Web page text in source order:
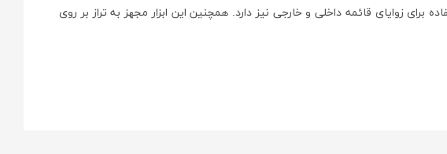
برای زوایای قائمه داخلی و خارجی نیز دارد. همچنین این ابزار مجهز به تراز بر روی